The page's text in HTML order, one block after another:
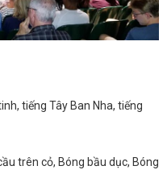
tiếng Tây Ban Nha, tiếng
trên cỏ, Bóng bầu dục, Bóng